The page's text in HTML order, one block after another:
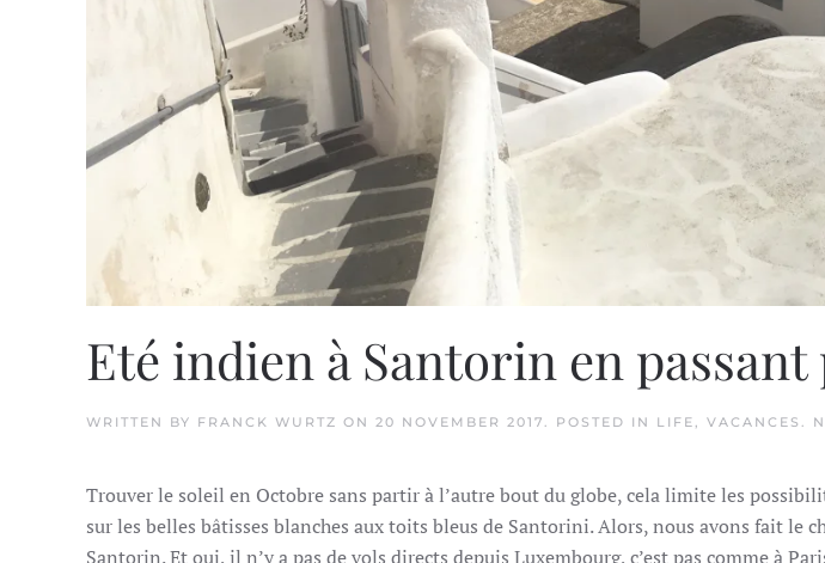
Eté indien à Santorin en passant
WRITTEN BY FRANCK WURTZ ON 20 NOVEMBER 2017. POSTED IN LIFE, VACANCES .
Trouver le soleil en Octobre sans partir à l’autre bout du globe, cela limite les
sur les belles bâtisses blanches aux toits bleus de Santorini. Alors, nous avons fait le
Santorin. Et oui, il n’y a pas de vols directs depuis Luxembourg, c’est pas comme à